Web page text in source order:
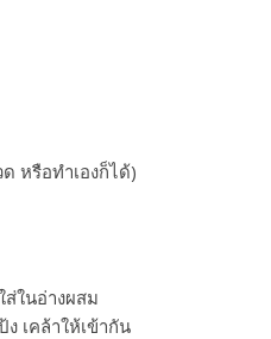
หรือทำเองก็ได้)
ในอ่างผสม
เคล้าให้เข้ากัน